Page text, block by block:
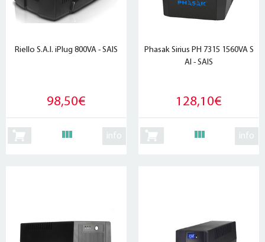
Riello S.A.I. iPlug 800VA - SAIS
98,50€
info
Phasak Sirius PH 7315 1560VA S
AI - SAIS
128,10€
info